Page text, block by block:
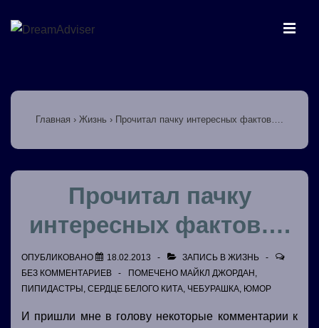
Перейти
содержимому
навигация
Главная › Жизнь › Прочитал пачку интересных фактов….
Прочитал пачку
интересных фактов….
ОПУБЛИКОВАНО 18.02.2013 ЗАПИСЬ В ЖИЗНЬ
БЕЗ КОММЕНТАРИЕВ
ПОМЕЧЕНО МАЙКЛ ДЖОРДАН ,
ПИПИДАСТРЫ , СЕРДЦЕ БЕЛОГО КИТА, ЧЕБУРАШКА, ЮМОР
И пришли мне в голову некоторые комментарии к